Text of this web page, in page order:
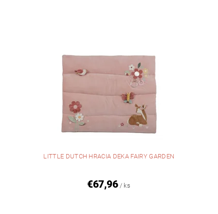
LITTLE DUTCH HRACIA DEKA FAIRY GARDEN
€67,96 / ks